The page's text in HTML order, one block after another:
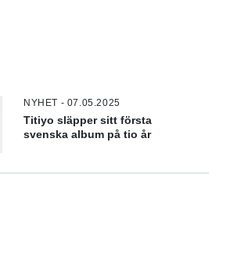
NYHET - 07.05.2025
Titiyo släpper sitt första
svenska album på tio år